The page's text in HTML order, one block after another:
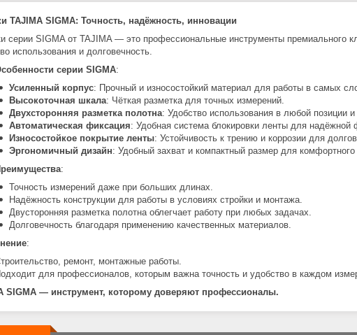
TAJIMA SIGMA: Точность, надёжность, инновации
серии SIGMA от TAJIMA — это профессиональные инструменты премиального
использования и долговечность.
серии SIGMA:
Усиленный корпус: Прочный и износостойкий материал для работы в самых
Высокоточная шкала: Чёткая разметка для точных измерений.
Двухсторонняя разметка полотна: Удобство использования в любой позиции
Автоматическая фиксация: Удобная система блокировки ленты для надёжной
Износостойкое покрытие ленты: Устойчивость к трению и коррозии для
Эргономичный дизайн: Удобный захват и компактный размер для комфортного
:
Точность измерений даже при больших длинах.
Надёжность конструкции для работы в условиях стройки и монтажа.
Двусторонняя разметка полотна облегчает работу при любых задачах.
Долговечность благодаря применению качественных материалов.
:
ремонт, монтажные работы.
для профессионалов, которым важна точность и удобство в каждом
SIGMA — инструмент, которому доверяют профессионалы.